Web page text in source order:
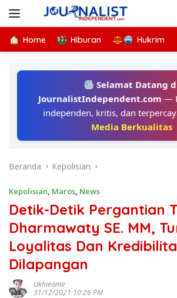
Home Hiburan Hukrim
Selamat Datang
JournalistIndependent.com —
independen, kritis, dan
Media Berkualitas
Beranda Kepolisian
Kepolisian, Maros, News
Detik-Detik Pergantian
Dharmawaty SE. MM,
Loyalitas Dan
Dilapangan
Ukhieamir
31/12/2021 10:26 PM